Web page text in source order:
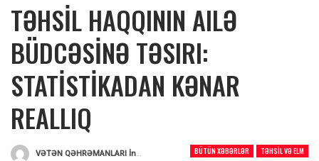
TƏHSİL HAQQININ AILƏ
BÜDCƏSİNƏ TƏSIRI:
STATİSTİKADAN KƏNAR
REALLIQ
BÜTÜN XƏBƏRLƏR TƏHSIL VƏ ELM
VƏTƏN QƏHRƏMANLARI İnformasiya Portalı
Tərəfindən